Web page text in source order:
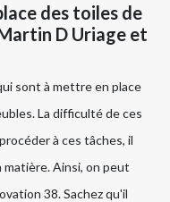
des toiles de
D Uriage et
sont à mettre en place
La difficulté de ces
à ces tâches, il
Ainsi, on peut
38. Sachez qu'il